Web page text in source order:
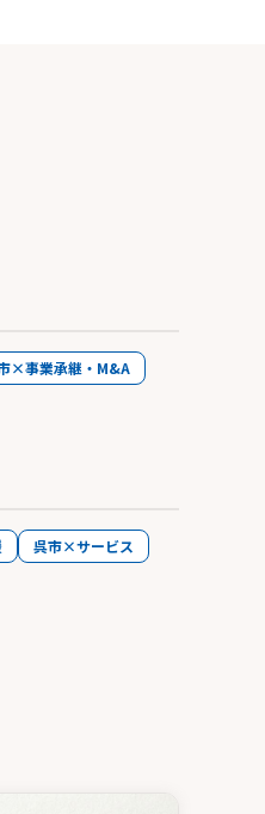
×事業承継・M&A
呉市×サービス